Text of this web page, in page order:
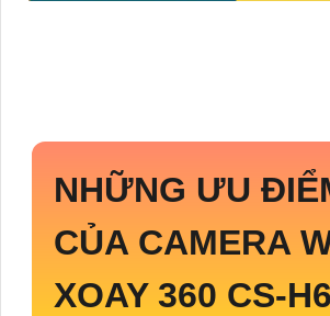
NHỮNG ƯU
CỦA CAMERA
XOAY 360 CS-